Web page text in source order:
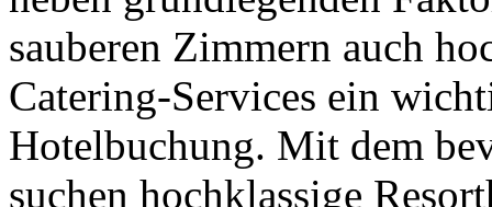
sauberen Zimmern auch
Catering-Services ein
Hotelbuchung. Mit dem
suchen hochklassige